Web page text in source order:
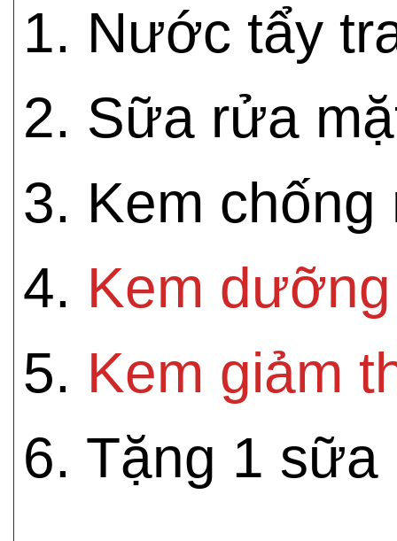
1. Nước tẩy
2. Sữa rửa
3. Kem chống
4. Kem
5. Kem giảm
6. Tặng 1